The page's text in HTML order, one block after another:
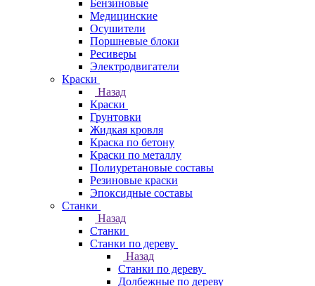
Бензиновые
Медицинские
Осушители
Поршневые блоки
Ресиверы
Электродвигатели
Краски
Назад
Краски
Грунтовки
Жидкая кровля
Краска по бетону
Краски по металлу
Полиуретановые составы
Резиновые краски
Эпоксидные составы
Станки
Назад
Станки
Станки по дереву
Назад
Станки по дереву
Долбежные по дереву